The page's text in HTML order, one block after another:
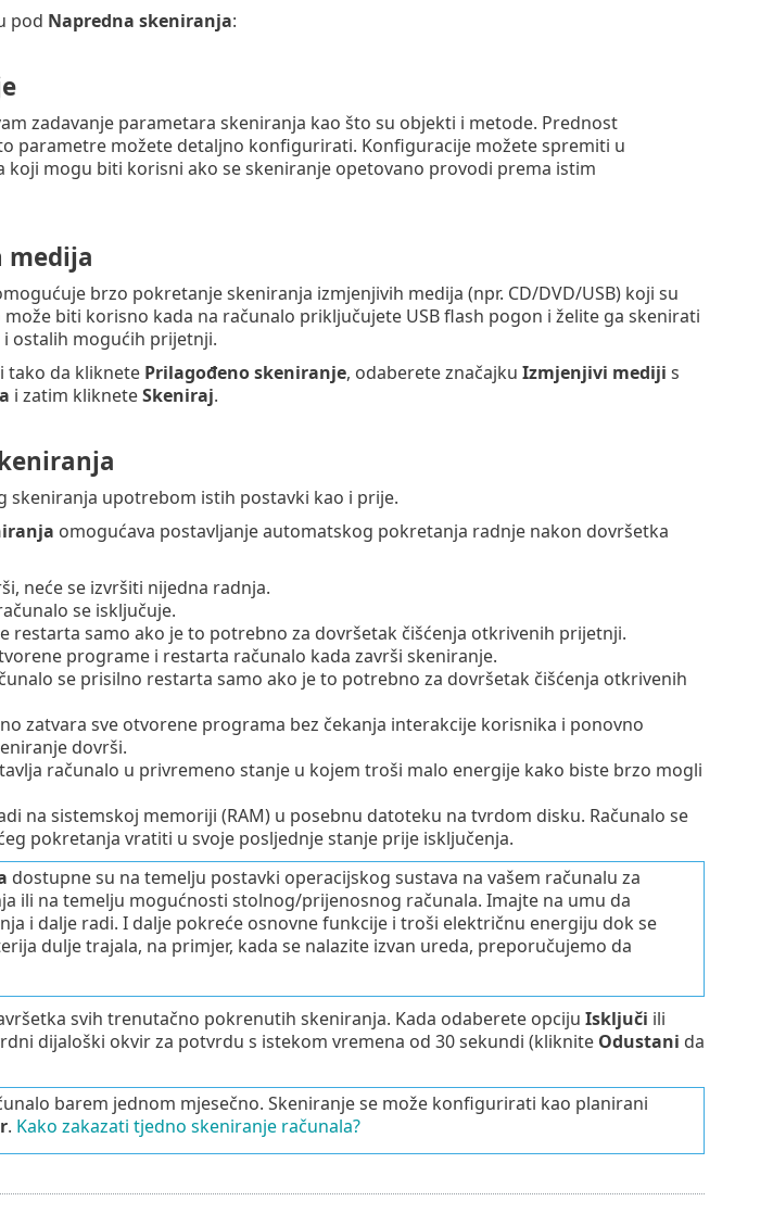
pod Napredna skeniranja:
zadavanje parametara skeniranja kao što su objekti i metode. Prednost
parametre možete detaljno konfigurirati. Konfiguracije možete spremiti u
mogu biti korisni ako se skeniranje opetovano provodi prema istim
medija
brzo pokretanje skeniranja izmjenjivih medija (npr. CD/DVD/USB) koji su
biti korisno kada na računalo priključujete USB flash pogon i želite ga skenirati
ostalih mogućih prijetnji.
tako da kliknete Prilagođeno skeniranje, odaberete značajku Izmjenjivi mediji s
i zatim klikneteSkeniraj.
skeniranja upotrebom istih postavki kao i prije.
omogućava postavljanje automatskog pokretanja radnje nakon dovršetka
neće se izvršiti nijedna radnja.
se isključuje.
restarta samo ako je to potrebno za dovršetak čišćenja otkrivenih prijetnji.
programe i restarta računalo kada završi skeniranje.
se prisilno restarta samo ako je to potrebno za dovršetak čišćenja otkrivenih
zatvara sve otvorene programa bez čekanja interakcije korisnika i ponovno
dovrši.
računalo u privremeno stanje u kojem troši malo energije kako biste brzo mogli
na sistemskoj memoriji (RAM) u posebnu datoteku na tvrdom disku. Računalo se
pokretanja vratiti u svoje posljednje stanje prije isključenja.
dostupne su na temelju postavki operacijskog sustava na vašem računalu za
ili na temelju mogućnosti stolnog/prijenosnog računala. Imajte na umu da
i dalje radi. I dalje pokreće osnovne funkcije i troši električnu energiju dok se
dulje trajala, na primjer, kada se nalazite izvan ureda, preporučujemo da
svih trenutačno pokrenutih skeniranja. Kada odaberete opciju Isključi ili
dijaloški okvir za potvrdu s istekom vremena od 30 sekundi (kliknite Odustani da
barem jednom mjesečno. Skeniranje se može konfigurirati kao planirani
. Kako zakazati tjedno skeniranje računala?